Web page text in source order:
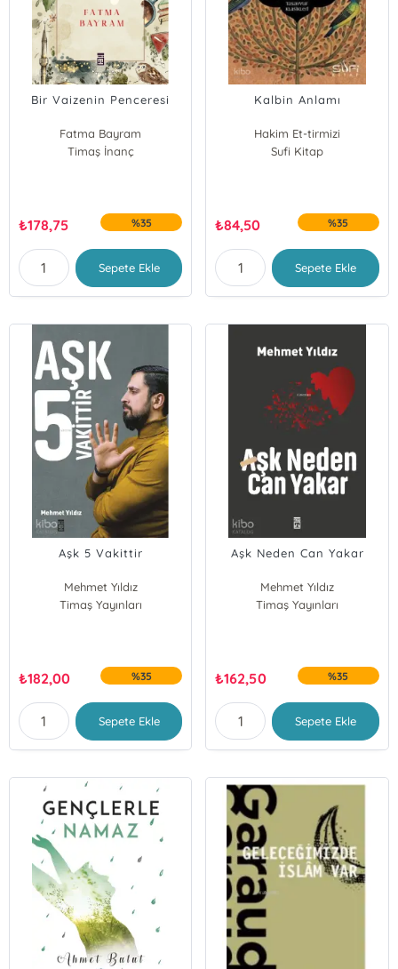
Bir Vaizenin Penceresi
Fatma Bayram
Timaş İnanç
₺178,75 %35
Sepete Ekle
Kalbin Anlamı
Hakim Et-tirmizi
Sufi Kitap
₺84,50 %35
Sepete Ekle
Aşk 5 Vakittir
Mehmet Yıldız
Timaş Yayınları
₺182,00 %35
Sepete Ekle
Aşk Neden Can Yakar
Mehmet Yıldız
Timaş Yayınları
₺162,50 %35
Sepete Ekle